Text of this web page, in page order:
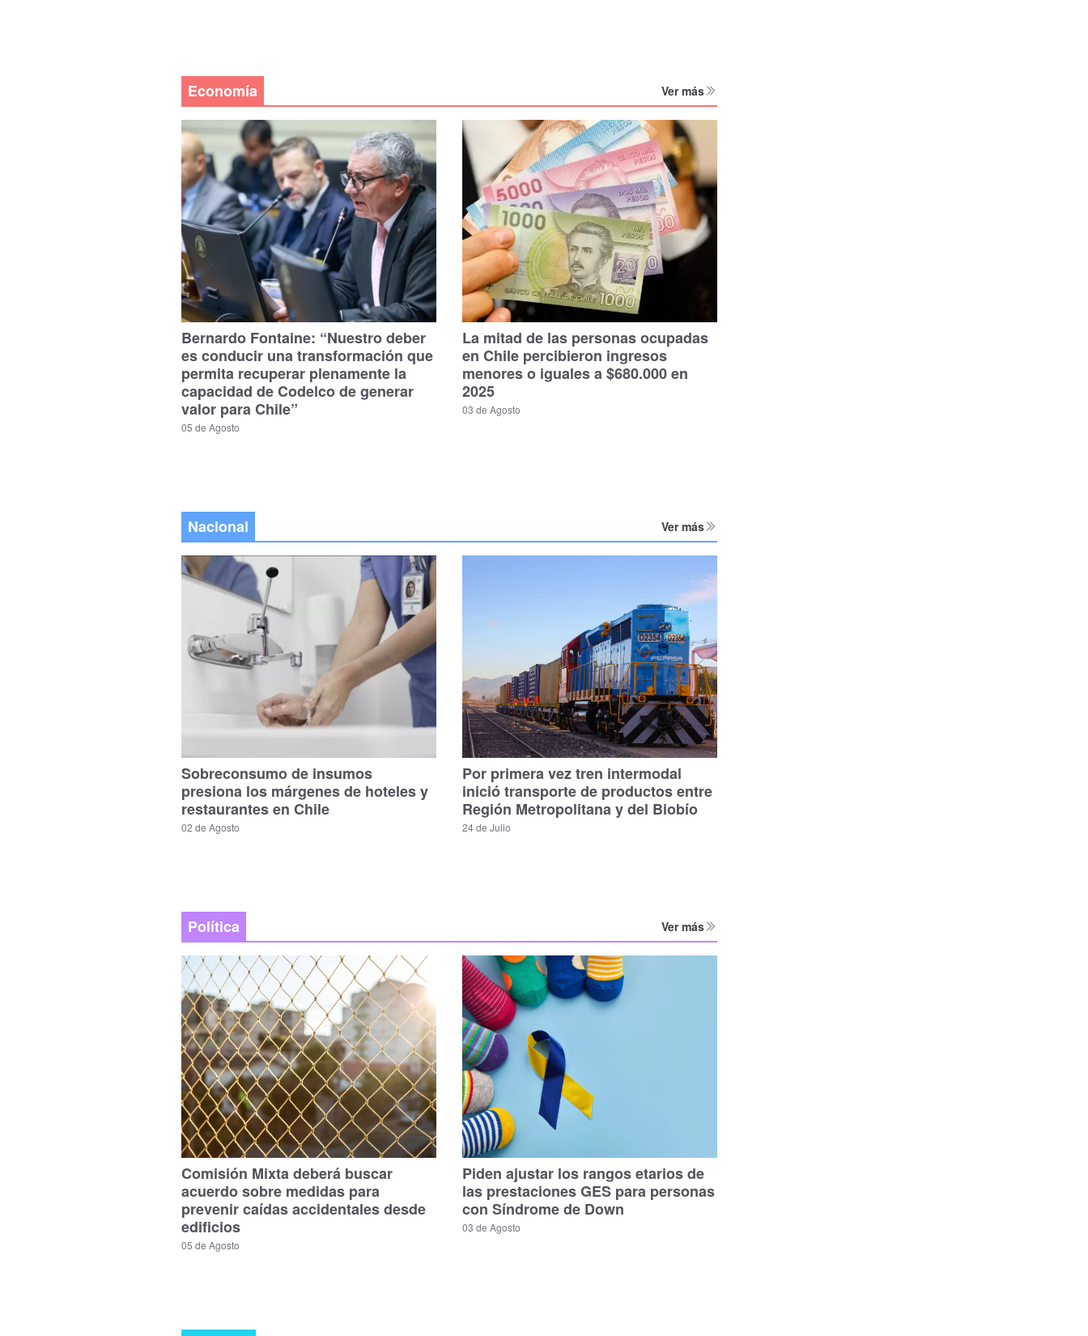
Economía Ver más
Bernardo Fontaine: “Nuestro deber
es conducir una transformación que
permita recuperar plenamente la
capacidad de Codelco de generar
valor para Chile”
05 de Agosto
La mitad de las personas ocupadas
en Chile percibieron ingresos
menores o iguales a $680.000 en
2025
03 de Agosto
Nacional Ver más
Sobreconsumo de insumos
presiona los márgenes de hoteles y
restaurantes en Chile
02 de Agosto
Por primera vez tren intermodal
inició transporte de productos entre
Región Metropolitana y del Biobío
24 de Julio
Política Ver más
Comisión Mixta deberá buscar
acuerdo sobre medidas para
prevenir caídas accidentales desde
edificios
05 de Agosto
Piden ajustar los rangos etarios de
las prestaciones GES para personas
con Síndrome de Down
03 de Agosto